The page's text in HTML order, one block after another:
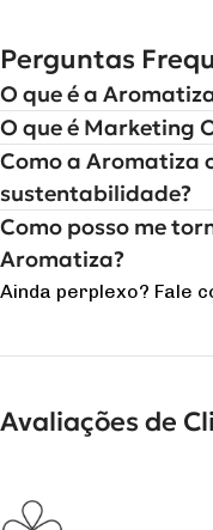
Perguntas
O que é a
O que é Marketing
Como a Aromatiza
sustentabilidade?
Como posso me
Aromatiza?
Ainda perplexo? Fale
Avaliações de